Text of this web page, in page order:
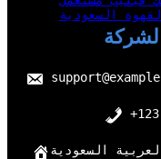
السعودية
السعودية